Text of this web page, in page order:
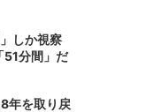
しか視察
分間」だ
年を取り戻